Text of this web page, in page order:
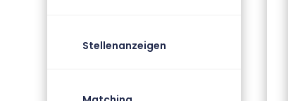
Stellenanzeigen